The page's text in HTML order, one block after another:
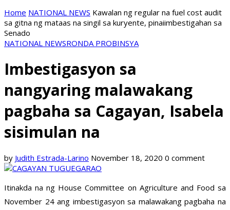
Home NATIONAL NEWS Kawalan ng regular na fuel cost audit
sa gitna ng mataas na singil sa kuryente, pinaiimbestigahan sa
Senado
NATIONAL NEWSRONDA PROBINSYA
Imbestigasyon sa
nangyaring malawakang
pagbaha sa Cagayan, Isabela
sisimulan na
by Judith Estrada-Larino November 18, 2020 0 comment
Itinakda na ng House Committee on Agriculture and Food sa
November 24 ang imbestigasyon sa malawakang pagbaha na